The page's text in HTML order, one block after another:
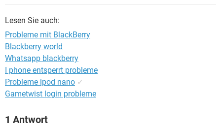
Lesen Sie auch:
Probleme mit BlackBerry
Blackberry world
Whatsapp blackberry
I phone entsperrt probleme
Probleme ipod nano ✓
Gametwist login probleme
1 Antwort